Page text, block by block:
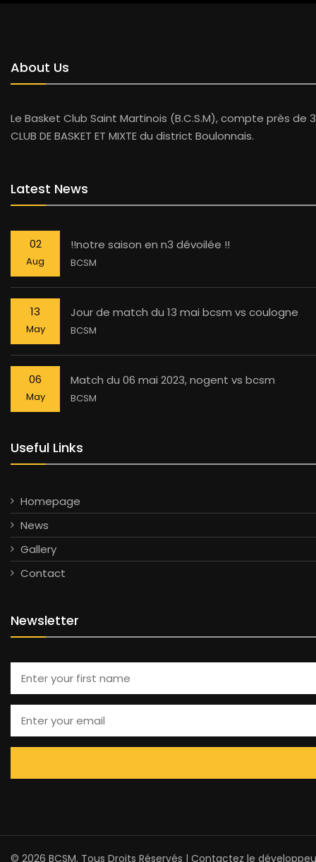
About Us
Le Basket Club Saint Martinois (B.C.S.M), compte près de
CLUB DE BASKET ET MIXTE du district Boulonnais.
Latest News
02
Aug
!!notre saison en n3 dévoilée !!
BCSM
13
May
Jour de match du 13 mai bcsm vs coulogne
BCSM
06
May
Match du 06 mai 2023, nogent vs bcsm
BCSM
Useful Links
Homepage
News
Gallery
Contact
Newsletter
© 2026 BCSM. Tous Droits Réservés | Contactez le